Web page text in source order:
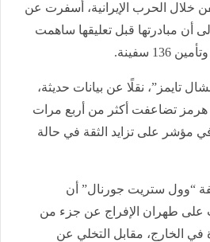
سفن خلال الحرب الإيرانية، أسفرت عن
إلى أن مبادرتها قبل تعليقها ساهمت
تايمز”، نقلًا عن بيانات حديثة،
تضاعفت أكثر من أربع مرات
مؤشر على تزايد الثقة في حالة
“وول ستريت جورنال” أن
على طهران الإفراج عن جزء من
في الخارج، مقابل التخلي عن